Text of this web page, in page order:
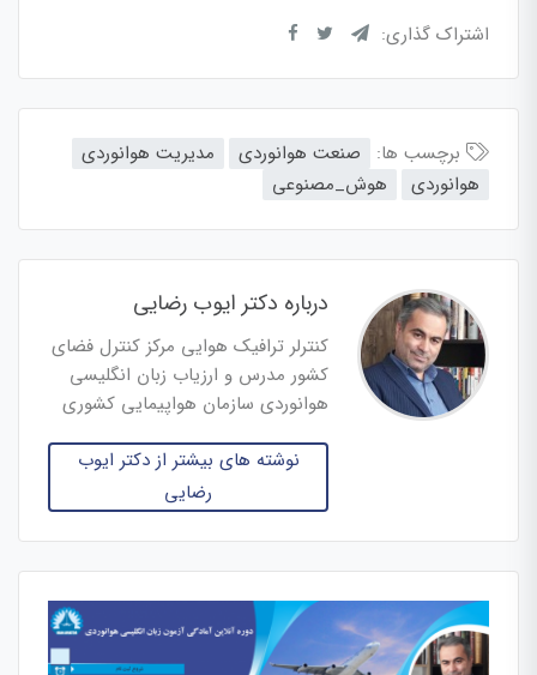
اشتراک گذاری:
برچسب ها: صنعت هوانوردی
مدیریت هوانوردی
هوانوردی
هوش_مصنوعی
درباره دکتر ایوب رضایی
کنترلر ترافیک هوایی مرکز کنترل فضای
کشور مدرس و ارزیاب زبان انگلیسی
هوانوردی سازمان هواپیمایی کشوری
نوشته های بیشتر از دکتر ایوب
رضایی